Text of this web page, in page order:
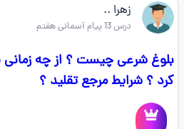
زهرا ..
درس 13 پیام آسمانی هفتم
بلوغ شرعی چیست ؟ از چه زمانی
کرد ؟ شرایط مرجع تقلید ؟